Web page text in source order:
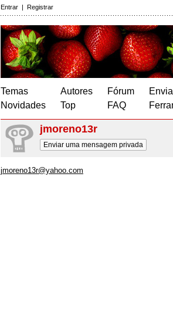
Entrar | Registrar
Temas
Novidades
Autores
Top
Fórum
FAQ
jmoreno13r
Enviar uma mensagem privada
jmoreno13r@yahoo.com